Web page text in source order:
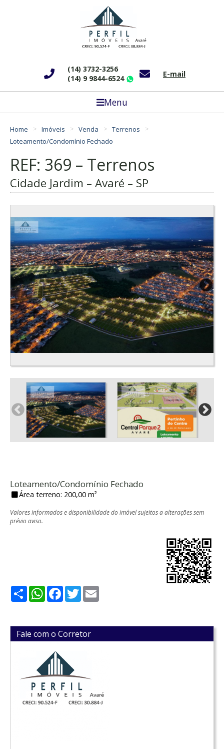
(14) 3732-3256
(14) 9 9844-6524
WhatsApp
E-mail
Menu
Home Imóveis Venda
Terrenos
Loteamento/Condomínio Fechado
REF: 369 – Terrenos
Cidade Jardim – Avaré – SP
Loteamento/Condomínio Fechado
Área terreno: 200,00 m²
Valores informados e disponibilidade do imóvel sujeitos a alterações sem
prévio aviso.
ShareWhatsApp
Facebook
Twitter
Fale com o Corretor